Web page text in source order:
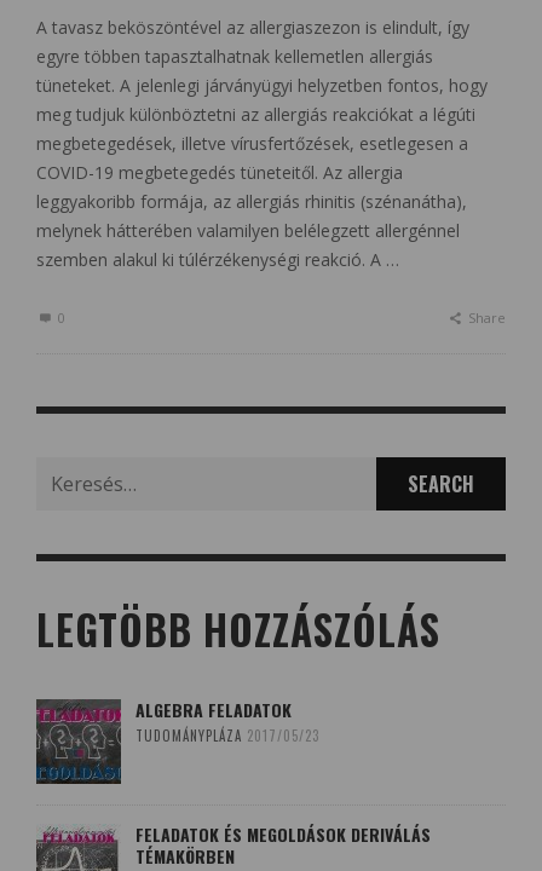
A tavasz beköszöntével az allergiaszezon is elindult, így
egyre többen tapasztalhatnak kellemetlen allergiás
tüneteket. A jelenlegi járványügyi helyzetben fontos, hogy
meg tudjuk különböztetni az allergiás reakciókat a légúti
megbetegedések, illetve vírusfertőzések, esetlegesen a
COVID-19 megbetegedés tüneteitől. Az allergia
leggyakoribb formája, az allergiás rhinitis (szénanátha),
melynek hátterében valamilyen belélegzett allergénnel
szemben alakul ki túlérzékenységi reakció. A …
0 Share
for:
LEGTÖBB HOZZÁSZÓLÁS
ALGEBRA FELADATOK
TUDOMÁNYPLÁZA 2017/05/23
FELADATOK ÉS MEGOLDÁSOK DERIVÁLÁS
TÉMAKÖRBEN